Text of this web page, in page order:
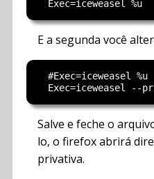
E a segunda você
  #Exec=iceweasel %u
Salve e feche o
lo, o firefox abrirá
privativa.